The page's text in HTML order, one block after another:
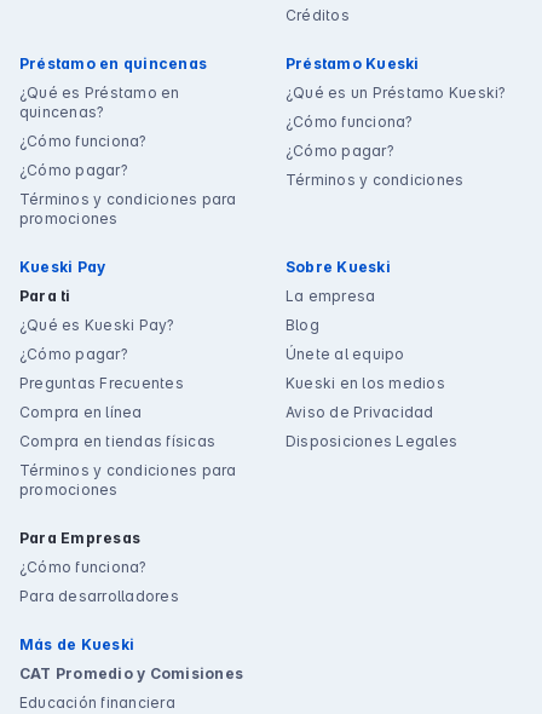
Créditos
Préstamo en quincenas
¿Qué es Préstamo en
quincenas?
¿Cómo funciona?
¿Cómo pagar?
Términos y condiciones para
promociones
Préstamo Kueski
¿Qué es un Préstamo Kueski?
¿Cómo funciona?
¿Cómo pagar?
Términos y condiciones
Kueski Pay
Para ti
¿Qué es Kueski Pay?
¿Cómo pagar?
Preguntas Frecuentes
Compra en línea
Compra en tiendas físicas
Términos y condiciones para
promociones
Para Empresas
¿Cómo funciona?
Para desarrolladores
Sobre Kueski
La empresa
Blog
Únete al equipo
Kueski en los medios
Aviso de Privacidad
Disposiciones Legales
Más de Kueski
CAT Promedio y Comisiones
Educación financiera